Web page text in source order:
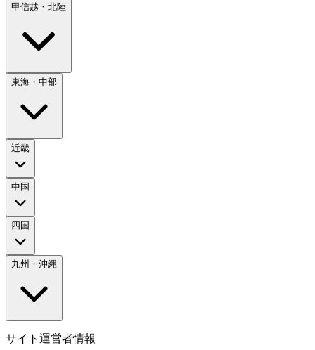
甲信越・北陸
東海・中部
近畿
中国
四国
九州・沖縄
サイト運営者情報